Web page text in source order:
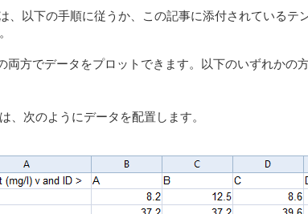
、以下の手順に従うか、この記事に添付されている
両方でデータをプロットできます。以下のいずれかの
、次のようにデータを配置します。